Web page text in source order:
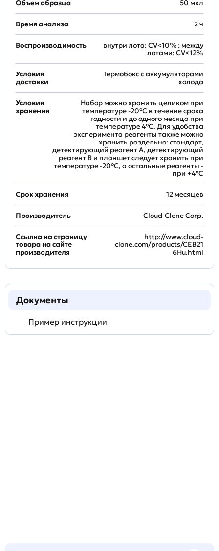
Объем образца 50 мкл
Время анализа 2 ч
Воспроизводимость
внутри лота: CV<10% ; между
лотами: CV<12%
Условия
доставки
Термобокс с аккумуляторами
холода
Условия
хранения
Набор можно хранить целиком при
температуре -20°C в течение срока
годности и до одного месяца при
температуре 4°C. Для удобства
эксперимента реагенты также можно
хранить раздельно: стандарт,
детектирующий реагент A, детектирующий
реагент B и планшет следует хранить при
температуре -20°C, а остальные реагенты -
при +4°С
Срок хранения 12 месяцев
Производитель Cloud-Clone Corp.
Ссылка на страницу
товара на сайте
производителя
http://www.cloud-
clone.com/products/CEB21
6Hu.html
Документы
Пример инструкции